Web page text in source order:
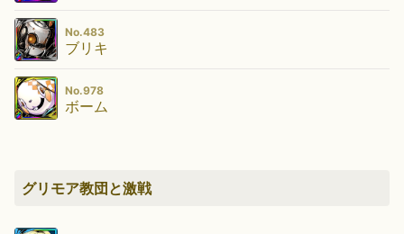
No.483
ブリキ
No.978
ボーム
グリモア教団と激戦